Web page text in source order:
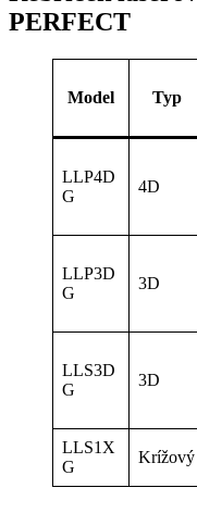
PERFECT
Model Typ
LLP4D
G
4D
LLP3D
G
3D
LLS3D
G
3D
LLS1X
G
Krížový